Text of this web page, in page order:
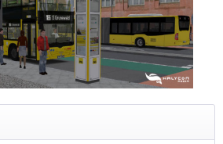
Wald OMSI 2 Add-on Berlin Line